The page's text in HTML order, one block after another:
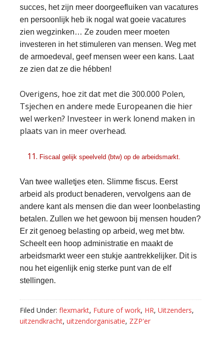
succes, het zijn meer doorgeefluiken van vacatures
en persoonlijk heb ik nogal wat goeie vacatures
zien wegzinken… Ze zouden meer moeten
investeren in het stimuleren van mensen. Weg met
de armoedeval, geef mensen weer een kans. Laat
ze zien dat ze die hébben!
Overigens, hoe zit dat met die 300.000 Polen,
Tsjechen en andere mede Europeanen die hier
wel werken? Investeer in werk lonend maken in
plaats van in meer overhead.
Fiscaal gelijk speelveld (btw) op de arbeidsmarkt.
Van twee walletjes eten. Slimme fiscus. Eerst
arbeid als product benaderen, vervolgens aan de
andere kant als mensen die dan weer loonbelasting
betalen. Zullen we het gewoon bij mensen houden?
Er zit genoeg belasting op arbeid, weg met btw.
Scheelt een hoop administratie en maakt de
arbeidsmarkt weer een stukje aantrekkelijker. Dit is
nou het eigenlijk enig sterke punt van de elf
stellingen.
Filed Under: flexmarkt, Future of work, HR, Uitzenders,
uitzendkracht, uitzendorganisatie, ZZP'er